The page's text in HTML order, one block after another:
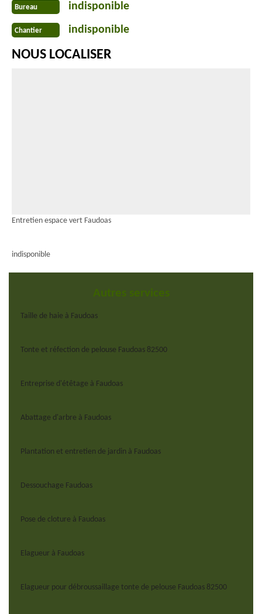
Bureau indisponible
Chantier indisponible
NOUS LOCALISER
Entretien espace vert Faudoas
indisponible
Autres services
Taille de haie à Faudoas
Tonte et réfection de pelouse Faudoas 82500
Entreprise d'étêtage à Faudoas
Abattage d'arbre à Faudoas
Plantation et entretien de jardin à Faudoas
Dessouchage Faudoas
Pose de cloture à Faudoas
Elagueur à Faudoas
Elagueur pour débroussaillage tonte de pelouse Faudoas 82500